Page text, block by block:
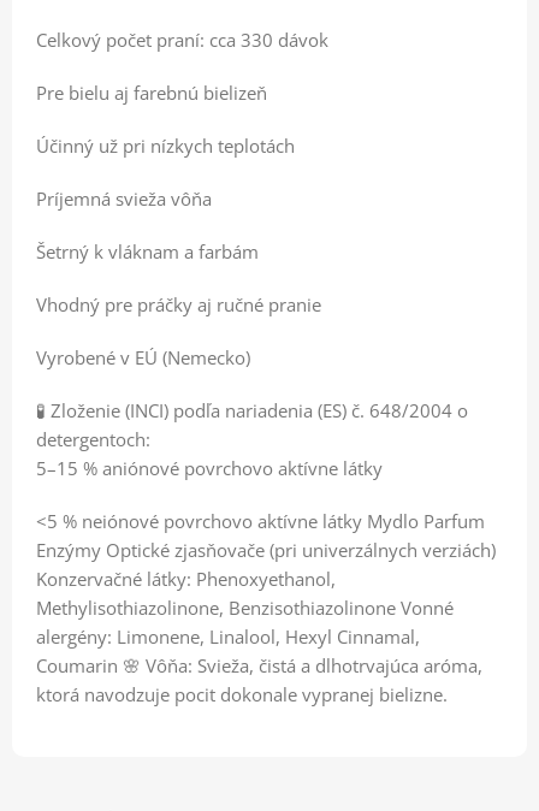
Celkový počet praní: cca 330 dávok
Pre bielu aj farebnú bielizeň
Účinný už pri nízkych teplotách
Príjemná svieža vôňa
Šetrný k vláknam a farbám
Vhodný pre práčky aj ručné pranie
Vyrobené v EÚ (Nemecko)
🧪 Zloženie (INCI) podľa nariadenia (ES) č. 648/2004 o
detergentoch:
5–15 % aniónové povrchovo aktívne látky
<5 % neiónové povrchovo aktívne látky Mydlo Parfum
Enzýmy Optické zjasňovače (pri univerzálnych verziách)
Konzervačné látky: Phenoxyethanol,
Methylisothiazolinone, Benzisothiazolinone Vonné
alergény: Limonene, Linalool, Hexyl Cinnamal,
Coumarin 🌸 Vôňa: Svieža, čistá a dlhotrvajúca aróma,
ktorá navodzuje pocit dokonale vypranej bielizne.